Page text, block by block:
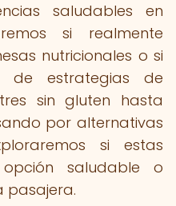
saludables en
si realmente
nutricionales o si
de estrategias de
sin gluten hasta
por alternativas
si estas
saludable o
pasajera.